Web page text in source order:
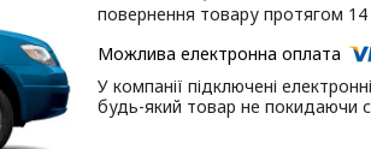
повернення товару протягом 14
У компанії підключені
будь-який товар не покидаючи